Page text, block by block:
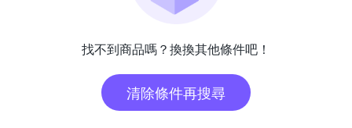
找不到商品嗎？換換其他條件吧！
清除條件再搜尋